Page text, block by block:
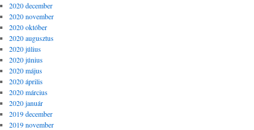
2020 december
2020 november
2020 október
2020 augusztus
2020 július
2020 június
2020 május
2020 április
2020 március
2020 január
2019 december
2019 november